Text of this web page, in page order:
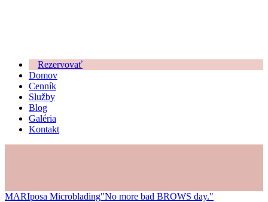
Rezervovať
Domov
Cenník
Služby
Blog
Galéria
Kontakt
MARIposa Microblading"No more bad BROWS day."